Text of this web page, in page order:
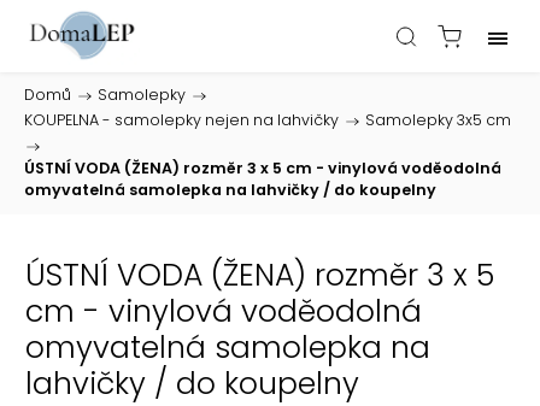
Domů / Samolepky /
KOUPELNA - samolepky nejen na lahvičky /
Samolepky 3x5 cm
/
ÚSTNÍ VODA (ŽENA) rozměr 3 x 5 cm - vinylová voděodolná
omyvatelná samolepka na lahvičky / do koupelny
ÚSTNÍ VODA (ŽENA) rozměr 3 x 5
cm - vinylová voděodolná
omyvatelná samolepka na
lahvičky / do koupelny